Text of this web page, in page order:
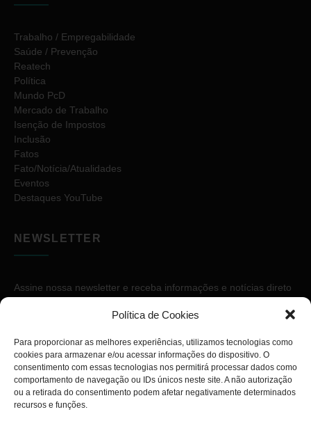
Política de Cookies
Para proporcionar as melhores experiências, utilizamos tecnologias como
cookies para armazenar e/ou acessar informações do dispositivo. O
consentimento com essas tecnologias nos permitirá processar dados como
comportamento de navegação ou IDs únicos neste site. A não autorização
ou a retirada do consentimento podem afetar negativamente determinados
recursos e funções.
Trabalho / Empregabilidade
Saúde / Prevenção
Reatech
Política
Mundo PcD
Mercado de Trabalho
Isenção de Impostos
Inclusão
Fatos
Fato/Notícia/Atualidades
Eventos
Destaques YouTube
NEWSLETTER
Assine nossa newsletter e receba informações e notícias direto